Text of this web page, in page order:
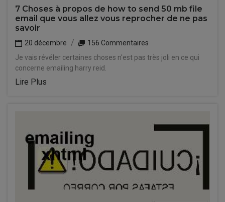
7 Choses à propos de how to send 50 mb file
email que vous allez vous reprocher de ne pas
savoir
20 décembre
156 Commentaires
Je vais révéler certaines choses n'est pas très joli en ce qui
concerne emailing harry reid.
Lire Plus